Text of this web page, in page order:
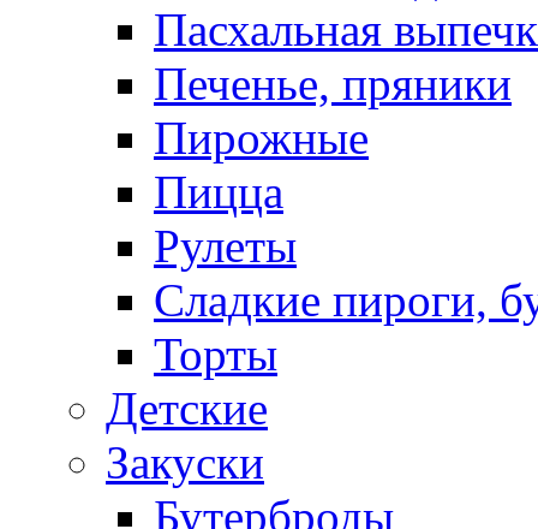
Пасхальная
Печенье, пряники
Пирожные
Пицца
Рулеты
Сладкие пироги,
Торты
Детские
Закуски
Бутерброды